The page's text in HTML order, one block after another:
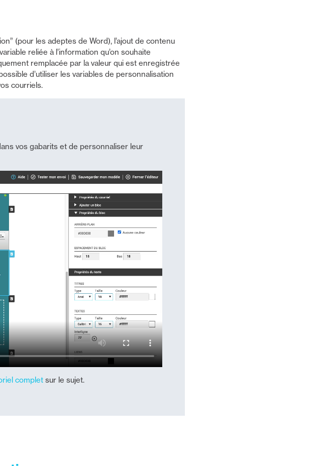
(pour les adeptes de Word), l’ajout de contenu
reliée à l’information qu’on souhaite
remplacée par la valeur qui est enregistrée
d’utiliser les variables de personnalisation
courriels.
vos gabarits et de personnaliser leur
completsur le sujet.